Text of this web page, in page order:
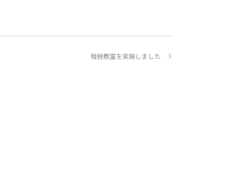
租税教室を実施しました